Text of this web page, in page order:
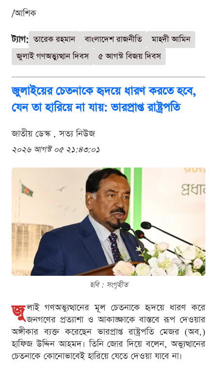
/আশিক
ট্যাগ: তারেক রহমান বাংলাদেশ রাজনীতি
মাহদী আমিন
জুলাই গণঅভ্যুত্থান দিবস
৫ আগস্ট বিজয় দিবস
জুলাইয়ের চেতনাকে হৃদয়ে ধারণ করতে হবে,
যেন তা হারিয়ে না যায়: ভারপ্রাপ্ত রাষ্ট্রপতি
জাতীয় ডেস্ক . সত্য নিউজ
২০২৬ আগস্ট ০৫ ২১:৪৩:০১
ছবি : সংগৃহীত
জু লাই গণঅভ্যুত্থানের মূল চেতনাকে হৃদয়ে ধারণ করে
জনগণের প্রত্যাশা ও আকাঙ্ক্ষাকে বাস্তবে রূপ দেওয়ার
অঙ্গীকার ব্যক্ত করেছেন ভারপ্রাপ্ত রাষ্ট্রপতি মেজর (অব.)
হাফিজ উদ্দিন আহমদ। তিনি জোর দিয়ে বলেন, অভ্যুত্থানের
চেতনাকে কোনোভাবেই হারিয়ে যেতে দেওয়া যাবে না।